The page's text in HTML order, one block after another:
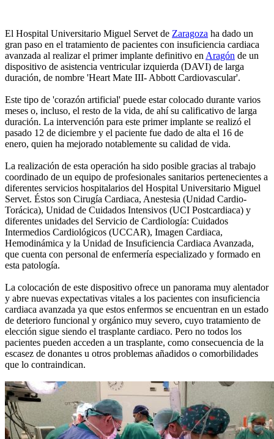
El Hospital Universitario Miguel Servet de Zaragoza ha dado un
gran paso en el tratamiento de pacientes con insuficiencia cardiaca
avanzada al realizar el primer implante definitivo en Aragón de un
dispositivo de asistencia ventricular izquierda (DAVI) de larga
duración, de nombre 'Heart Mate III- Abbott Cardiovascular'.
Este tipo de 'corazón artificial' puede estar colocado durante varios
meses o, incluso, el resto de la vida, de ahí su calificativo de larga
duración. La intervención para este primer implante se realizó el
pasado 12 de diciembre y el paciente fue dado de alta el 16 de
enero, quien ha mejorado notablemente su calidad de vida.
La realización de esta operación ha sido posible gracias al trabajo
coordinado de un equipo de profesionales sanitarios pertenecientes a
diferentes servicios hospitalarios del Hospital Universitario Miguel
Servet. Éstos son Cirugía Cardiaca, Anestesia (Unidad Cardio-
Torácica), Unidad de Cuidados Intensivos (UCI Postcardiaca) y
diferentes unidades del Servicio de Cardiología: Cuidados
Intermedios Cardiológicos (UCCAR), Imagen Cardiaca,
Hemodinámica y la Unidad de Insuficiencia Cardiaca Avanzada,
que cuenta con personal de enfermería especializado y formado en
esta patología.
La colocación de este dispositivo ofrece un panorama muy alentador
y abre nuevas expectativas vitales a los pacientes con insuficiencia
cardiaca avanzada ya que estos enfermos se encuentran en un estado
de deterioro funcional y orgánico muy severo, cuyo tratamiento de
elección sigue siendo el trasplante cardiaco. Pero no todos los
pacientes pueden acceden a un trasplante, como consecuencia de la
escasez de donantes u otros problemas añadidos o comorbilidades
que lo contraindican.